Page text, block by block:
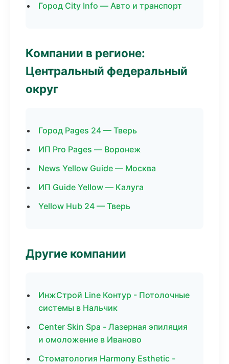
Город City Info — Авто и транспорт
Компании в регионе:
Центральный федеральный
округ
Город Pages 24 — Тверь
ИП Pro Pages — Воронеж
News Yellow Guide — Москва
ИП Guide Yellow — Калуга
Yellow Hub 24 — Тверь
Другие компании
ИнжСтрой Line Контур - Потолочные
системы в Нальчик
Center Skin Spa - Лазерная эпиляция
и омоложение в Иваново
Стоматология Harmony Esthetic -